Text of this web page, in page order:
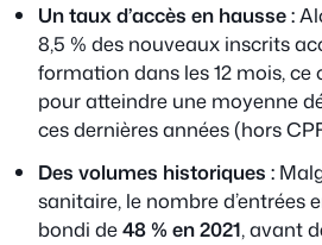
Un taux d’accès en hausse :
8,5 % des nouveaux inscrits
formation dans les 12 mois, ce
pour atteindre une moyenne
ces dernières années (hors
Des volumes historiques :
sanitaire, le nombre d’entrées
bondi de48 % en 2021, avant